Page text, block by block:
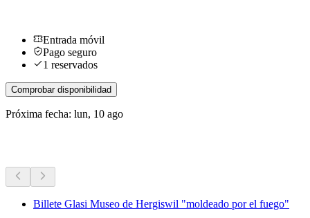
Entrada móvil
Pago seguro
1 reservados
Comprobar disponibilidad
Próxima fecha: lun, 10 ago
Billete Glasi Museo de Hergiswil "moldeado por el fuego"